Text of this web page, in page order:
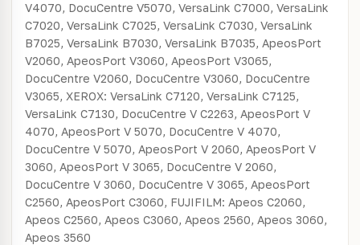
V4070, DocuCentre V5070, VersaLink C7000, VersaLink
C7020, VersaLink C7025, VersaLink C7030, VersaLink
B7025, VersaLink B7030, VersaLink B7035, ApeosPort
V2060, ApeosPort V3060, ApeosPort V3065,
DocuCentre V2060, DocuCentre V3060, DocuCentre
V3065, XEROX: VersaLink C7120, VersaLink C7125,
VersaLink C7130, DocuCentre V C2263, ApeosPort V
4070, ApeosPort V 5070, DocuCentre V 4070,
DocuCentre V 5070, ApeosPort V 2060, ApeosPort V
3060, ApeosPort V 3065, DocuCentre V 2060,
DocuCentre V 3060, DocuCentre V 3065, ApeosPort
C2560, ApeosPort C3060, FUJIFILM: Apeos C2060,
Apeos C2560, Apeos C3060, Apeos 2560, Apeos 3060,
Apeos 3560